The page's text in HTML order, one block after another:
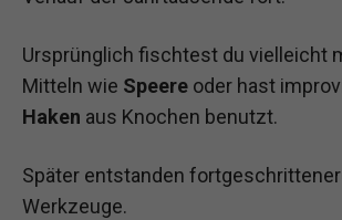
Ursprünglich fischtest du vielleicht
Mitteln wie Speere oder hast
Haken aus Knochen benutzt.
Später entstanden
Werkzeuge.